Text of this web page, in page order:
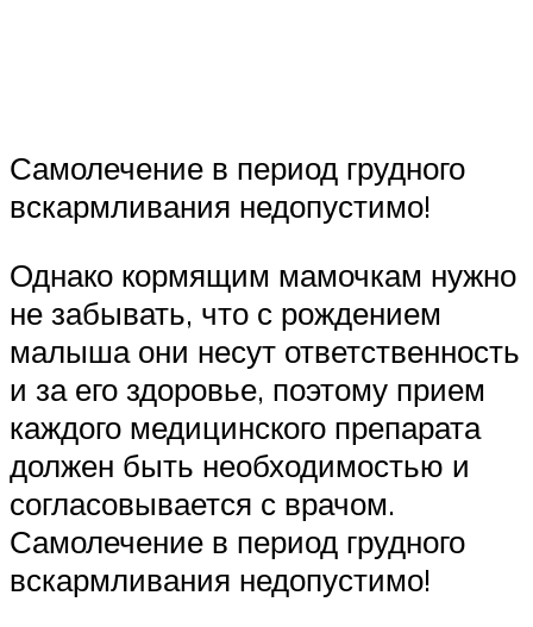
Самолечение в период грудного
вскармливания недопустимо!
Однако кормящим мамочкам нужно
не забывать, что с рождением
малыша они несут ответственность
и за его здоровье, поэтому прием
каждого медицинского препарата
должен быть необходимостью и
согласовывается с врачом.
Самолечение в период грудного
вскармливания недопустимо!